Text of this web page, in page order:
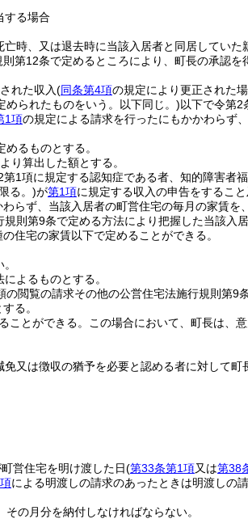
する場合
時、又は退去時に当該入居者と同居してい
第12条で定めるところにより、町長の承認を
れた収入(同条第4項の規定により更正された
められたものをいう。以下同じ。)以下で令第2
1項の規定による請求を行ったにもかかわらず
るものとする。
り算出した額とする。
第1項に規定する認知症である者、知的障害者
る。)が第1項に規定する収入の申告をするこ
らず、当該入居者の町営住宅の毎月の家賃を
則第9条で定める方法により把握した当該入
住宅の家賃以下で定めることができる。
よるものとする。
閲覧の請求その他の公営住宅法施行規則第9
る。
ことができる。
この場合において、町長は、
又は徴収の猶予を必要と認める者に対して
営住宅を明け渡した日(第33条第1項又は第38
による明渡しの請求のあったときは明渡しの
その月分を納付しなければならない。